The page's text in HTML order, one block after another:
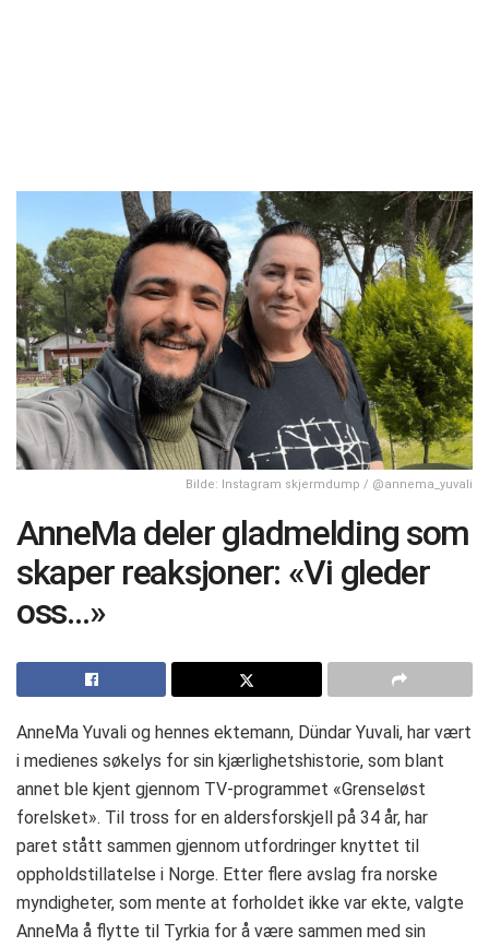
Bilde: Instagram skjermdump / @annema_yuvali
AnneMa deler gladmelding som
skaper reaksjoner: «Vi gleder
oss…»
AnneMa Yuvali og hennes ektemann, Dündar Yuvali, har vært
i medienes søkelys for sin kjærlighetshistorie, som blant
annet ble kjent gjennom TV-programmet «Grenseløst
forelsket». Til tross for en aldersforskjell på 34 år, har
paret stått sammen gjennom utfordringer knyttet til
oppholdstillatelse i Norge. Etter flere avslag fra norske
myndigheter, som mente at forholdet ikke var ekte, valgte
AnneMa å flytte til Tyrkia for å være sammen med sin